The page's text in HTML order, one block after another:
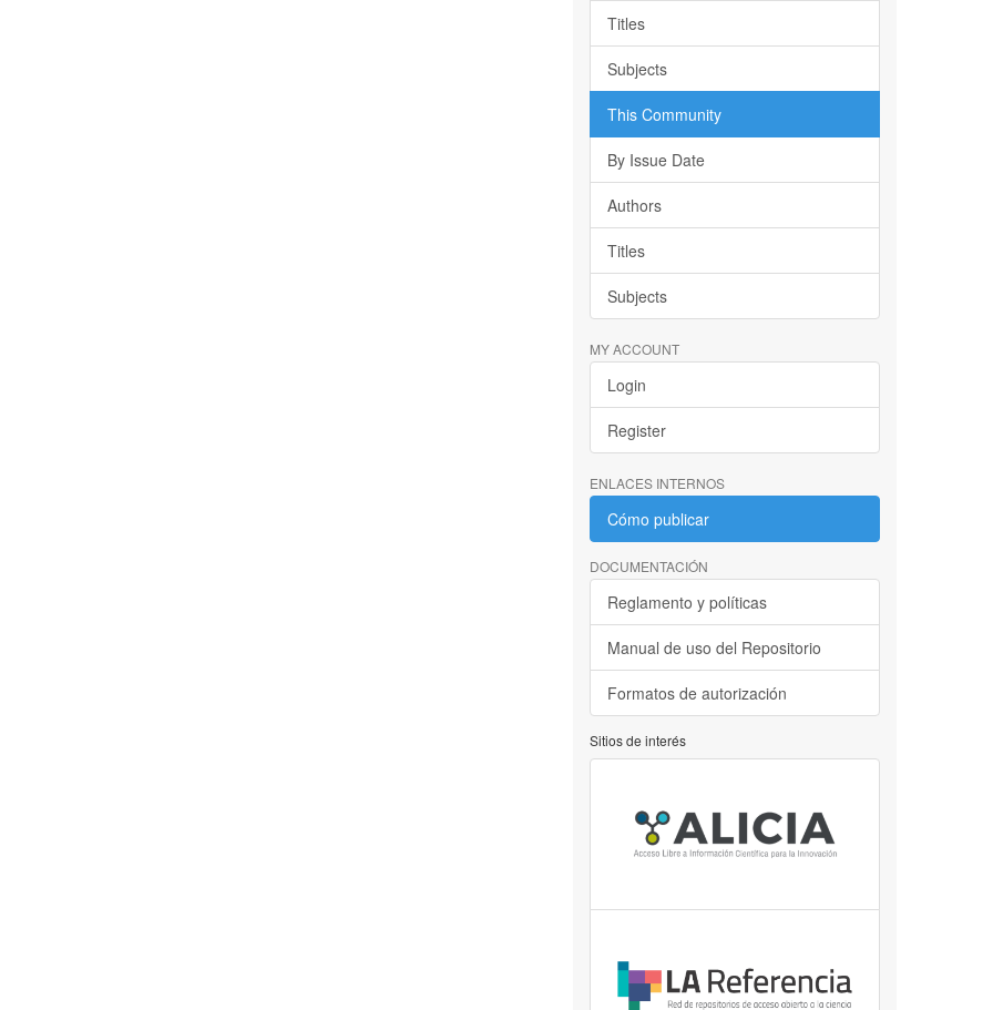
Titles
Subjects
This Community
By Issue Date
Authors
Titles
Subjects
MY ACCOUNT
Login
Register
ENLACES INTERNOS
Cómo publicar
DOCUMENTACIÓN
Reglamento y políticas
Manual de uso del Repositorio
Formatos de autorización
Sitios de interés